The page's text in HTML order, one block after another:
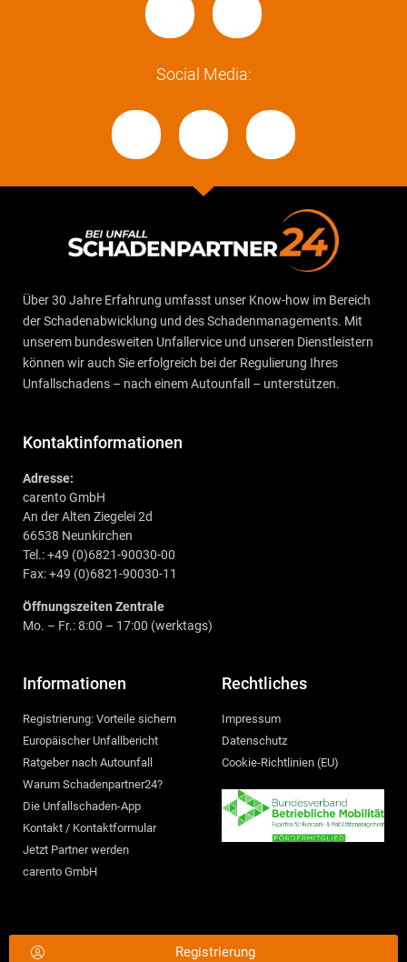
Social Media:
Über 30 Jahre Erfahrung umfasst unser Know-how im Bereich
der Schadenabwicklung und des Schadenmanagements. Mit
unserem bundesweiten Unfallervice und unseren Dienstleistern
können wir auch Sie erfolgreich bei der Regulierung Ihres
Unfallschadens – nach einem Autounfall – unterstützen.
Kontaktinformationen
Adresse:
carento GmbH
An der Alten Ziegelei 2d
66538 Neunkirchen
Tel.: +49 (0)6821-90030-00
Fax: +49 (0)6821-90030-11
Öffnungszeiten Zentrale
Mo. – Fr.: 8:00 – 17:00 (werktags)
Informationen
Registrierung: Vorteile sichern
Europäischer Unfallbericht
Ratgeber nach Autounfall
Warum Schadenpartner24?
Die Unfallschaden-App
Kontakt / Kontaktformular
Jetzt Partner werden
carento GmbH
Rechtliches
Impressum
Datenschutz
Cookie-Richtlinien (EU)
Registrierung